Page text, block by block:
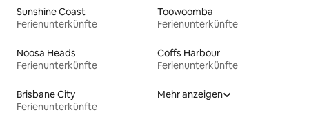
Sunshine Coast
Ferienunterkünfte
Toowoomba
Ferienunterkünfte
Noosa Heads
Ferienunterkünfte
Coffs Harbour
Ferienunterkünfte
Brisbane City
Ferienunterkünfte
Mehr anzeigen